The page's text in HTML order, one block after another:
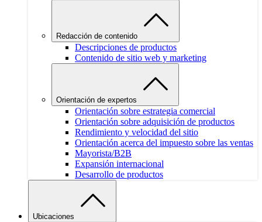
Redacción de contenido
Descripciones de productos
Contenido de sitio web y marketing
Orientación de expertos
Orientación sobre estrategia comercial
Orientación sobre adquisición de productos
Rendimiento y velocidad del sitio
Orientación acerca del impuesto sobre las ventas
Mayorista/B2B
Expansión internacional
Desarrollo de productos
Ubicaciones